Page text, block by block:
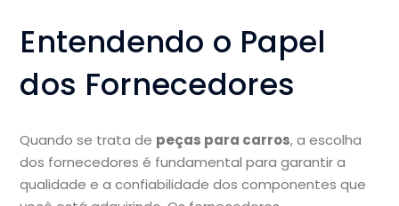
Entendendo o Papel
dos Fornecedores
Quando se trata de peças para carros, a escolha
dos fornecedores é fundamental para garantir a
qualidade e a confiabilidade dos componentes que